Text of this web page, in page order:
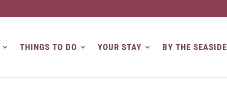
THINGS TO DO YOUR STAY BY THE SEASIDE